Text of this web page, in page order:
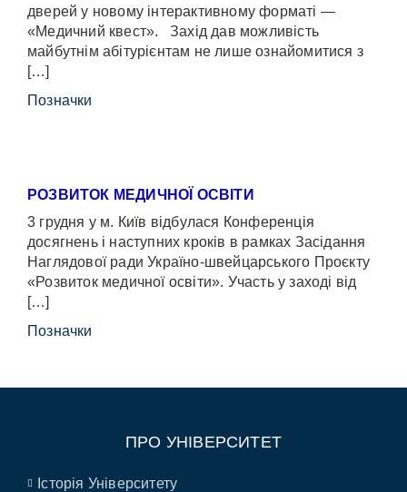
дверей у новому інтерактивному форматі —
«Медичний квест». Захід дав можливість
майбутнім абітурієнтам не лише ознайомитися з
[…]
Позначки
РОЗВИТОК МЕДИЧНОЇ ОСВІТИ
3 грудня у м. Київ відбулася Конференція
досягнень і наступних кроків в рамках Засідання
Наглядової ради Україно-швейцарського Проєкту
«Розвиток медичної освіти». Участь у заході від
[…]
Позначки
ПРО УНІВЕРСИТЕТ
Історія Університету